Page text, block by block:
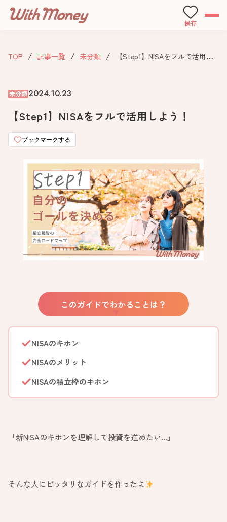
保存
TOP 記事一覧 未分類 【Step1】NISAをフルで活用しよう！
未分類2024.10.23
【Step1】NISAをフルで活用しよう！
ブックマークする
このガイドでわかることは？
NISAのキホン
NISAのメリット
NISAの積立枠のキホン
「新NISAのキホンを理解して投資を進めたい…」
そんな人にピッタリなガイドを作ったよ